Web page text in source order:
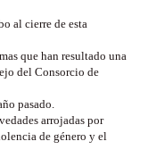
al cierre de esta
que han resultado una
del Consorcio de
pasado.
arrojadas por
de género y el